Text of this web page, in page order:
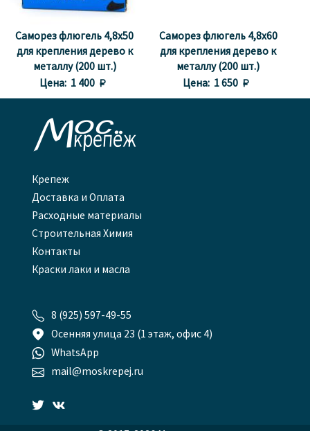
Саморез флюгель 4,8x50
для крепления дерево к
металлу (200 шт.)
Цена: 1 400 
Саморез флюгель 4,8x60
для крепления дерево к
металлу (200 шт.)
Цена: 1 650 

Крепеж
Доставка и Оплата
Расходные материалы
Строительная Химия
Контакты
Краски лаки и масла
 8 (925) 597-49-55
 Осенняя улица 23 (1 этаж, офис 4)
 WhatsApp
 mail@moskrepej.ru
 